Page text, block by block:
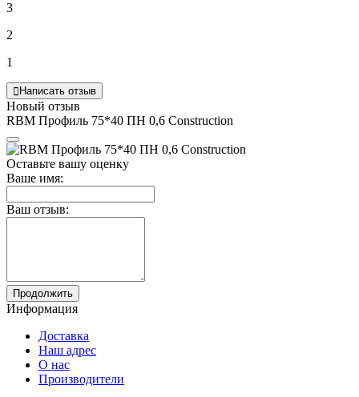
3
2
1
Написать отзыв
Новый отзыв
RBM Профиль 75*40 ПН 0,6 Сonstruction
Оставьте вашу оценку
Ваше имя:
Ваш отзыв:
Продолжить
Информация
Доставка
Наш адрес
О нас
Производители